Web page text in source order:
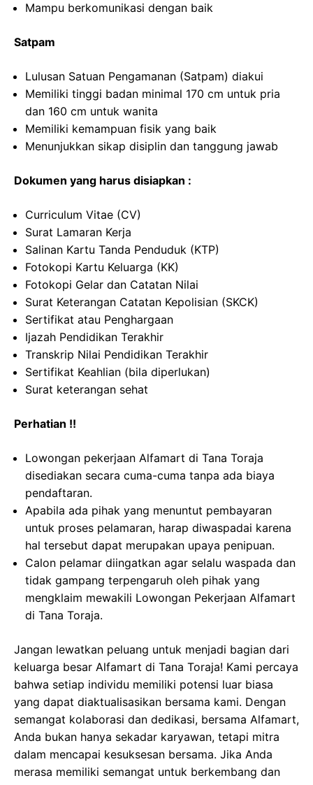
Mampu berkomunikasi dengan baik
Satpam
Lulusan Satuan Pengamanan (Satpam) diakui
Memiliki tinggi badan minimal 170 cm untuk pria
dan 160 cm untuk wanita
Memiliki kemampuan fisik yang baik
Menunjukkan sikap disiplin dan tanggung jawab
Dokumen yang harus disiapkan :
Curriculum Vitae (CV)
Surat Lamaran Kerja
Salinan Kartu Tanda Penduduk (KTP)
Fotokopi Kartu Keluarga (KK)
Fotokopi Gelar dan Catatan Nilai
Surat Keterangan Catatan Kepolisian (SKCK)
Sertifikat atau Penghargaan
Ijazah Pendidikan Terakhir
Transkrip Nilai Pendidikan Terakhir
Sertifikat Keahlian (bila diperlukan)
Surat keterangan sehat
Perhatian !!
Lowongan pekerjaan Alfamart di Tana Toraja
disediakan secara cuma-cuma tanpa ada biaya
pendaftaran.
Apabila ada pihak yang menuntut pembayaran
untuk proses pelamaran, harap diwaspadai karena
hal tersebut dapat merupakan upaya penipuan.
Calon pelamar diingatkan agar selalu waspada dan
tidak gampang terpengaruh oleh pihak yang
mengklaim mewakili Lowongan Pekerjaan Alfamart
di Tana Toraja.
Jangan lewatkan peluang untuk menjadi bagian dari
keluarga besar Alfamart di Tana Toraja! Kami percaya
bahwa setiap individu memiliki potensi luar biasa
yang dapat diaktualisasikan bersama kami. Dengan
semangat kolaborasi dan dedikasi, bersama Alfamart,
Anda bukan hanya sekadar karyawan, tetapi mitra
dalam mencapai kesuksesan bersama. Jika Anda
merasa memiliki semangat untuk berkembang dan